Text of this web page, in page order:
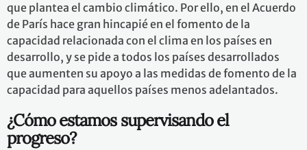
que plantea el cambio climático. Por ello, en el Acuerdo
de París hace gran hincapié en el fomento de la
capacidad relacionada con el clima en los países en
desarrollo, y se pide a todos los países desarrollados
que aumenten su apoyo a las medidas de fomento de la
capacidad para aquellos países menos adelantados.
¿Cómo estamos supervisando el
progreso?